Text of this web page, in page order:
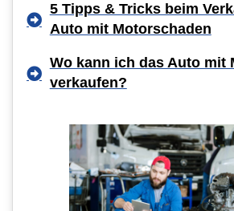
5 Tipps & Tricks beim
Auto mit Motorschaden
Wo kann ich das Auto mit
verkaufen?